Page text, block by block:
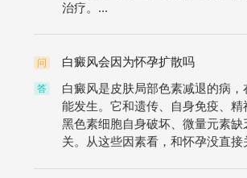
治疗。...
问 白癜风会因为怀孕扩散吗
答
白癜风是皮肤局部色素减退的病
能发生。它和遗传、自身免疫、精
黑色素细胞自身破坏、微量元素缺
关。从这些因素看，和怀孕没直接